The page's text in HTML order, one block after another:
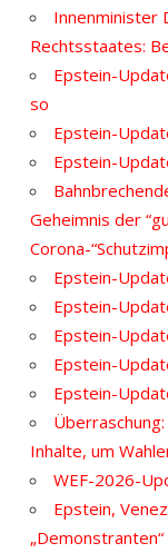
Innenminister
Rechtsstaates:
Epstein-
so
Epstein-
Epstein-
Geheimnis der
Corona-
Epstein-
Epstein-
Epstein-
Epstein-
Epstein-
Inhalte, um
WEF-2026-
Epstein,